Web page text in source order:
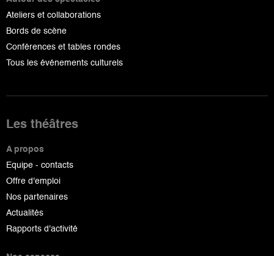
Ateliers et collaborations
Bords de scène
Conférences et tables rondes
Tous les événements culturels
Les théâtres
A propos
Equipe - contacts
Offre d'emploi
Nos partenaires
Actualités
Rapports d'activité